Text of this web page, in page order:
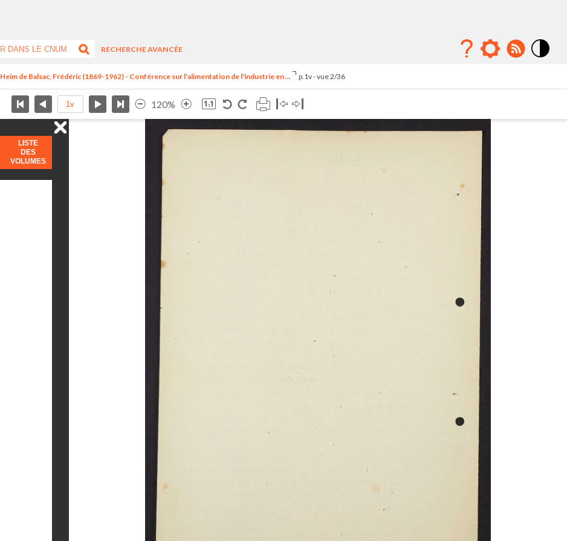
RECHERCHE AVANCÉE
Heim de Balsac, Frédéric (1869-1962) - Conférence sur l'alimentation de l'industrie en ... p.1v - vue 2/36
120%
LISTE
DES
VOLUMES